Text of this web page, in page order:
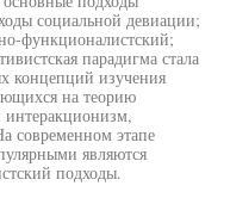
социальной девиации;
функционалистский;
парадигма стала
концепций изучения
на теорию
интеракционизм,
современном этапе
являются
подходы.